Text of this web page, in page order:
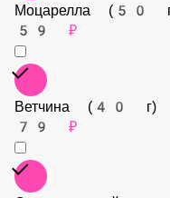
Моцарелла (50 г)
59 ₽
Ветчина (40 г)
79 ₽